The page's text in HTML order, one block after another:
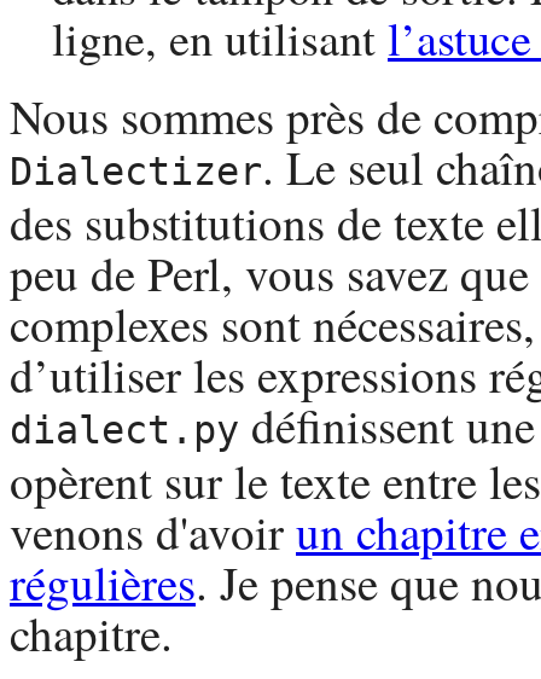
ligne, en utilisant
Nous sommes près de
Dialectizer. Le seul
des substitutions de texte
peu dePerl, vous savez
complexes sont
d’utiliser les expressions
dialect.py définissent
opèrent sur le texte entre
venons d'avoirun chapitre
régulières. Je pense que
chapitre.